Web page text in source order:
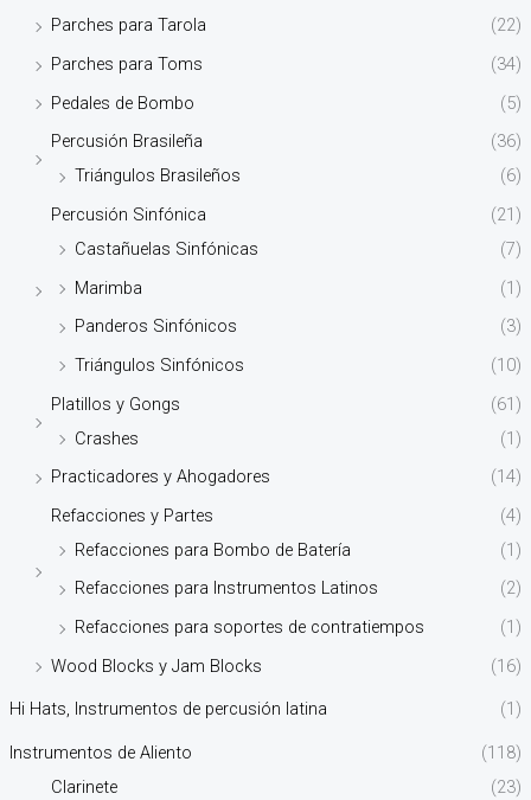
Parches para Tarola
(22)
Parches para Toms
(34)
Pedales de Bombo
(5)
Percusión Brasileña
(36)
Triángulos Brasileños
(6)
Percusión Sinfónica
(21)
Castañuelas Sinfónicas
(7)
Marimba
(1)
Panderos Sinfónicos
(3)
Triángulos Sinfónicos
(10)
Platillos y Gongs
(61)
Crashes
(1)
Practicadores y Ahogadores
(14)
Refacciones y Partes
(4)
Refacciones para Bombo de Batería
(1)
Refacciones para Instrumentos Latinos
(2)
Refacciones para soportes de contratiempos
(1)
Wood Blocks y Jam Blocks
(16)
Hi Hats, Instrumentos de percusión latina (1)
Instrumentos de Aliento
(118)
Clarinete
(23)